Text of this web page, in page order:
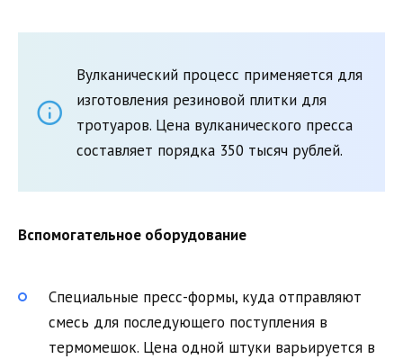
Вулканический процесс применяется для
изготовления резиновой плитки для
тротуаров. Цена вулканического пресса
составляет порядка 350 тысяч рублей.
Вспомогательное оборудование
Специальные пресс-формы, куда отправляют
смесь для последующего поступления в
термомешок. Цена одной штуки варьируется в